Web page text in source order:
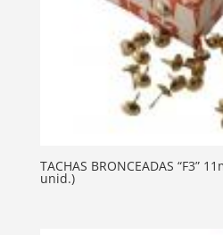
TACHAS BRONCEADAS “F3”
unid.)